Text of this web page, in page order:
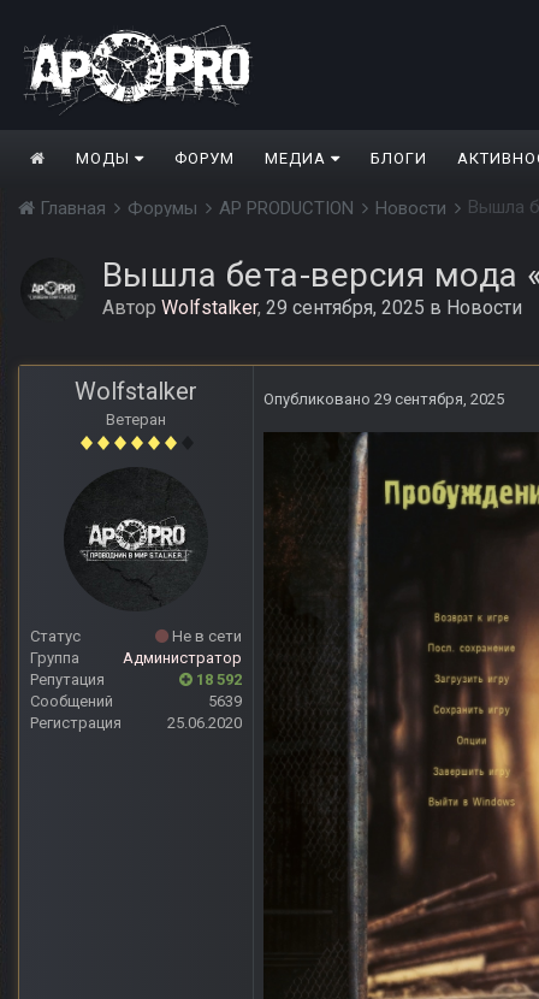
МОДЫ ФОРУМ МЕДИА БЛОГИ
Главная Форумы AP PRODUCTION Новости Вышла
Вышла бета-версия мода
Автор Wolfstalker, 29 сентября, 2025 в Новости
Wolfstalker
Ветеран
Статус
Не в сети
Группа
Администратор
Репутация
18 592
Сообщений
5639
Регистрация
25.06.2020
Опубликовано 29 сентября, 2025